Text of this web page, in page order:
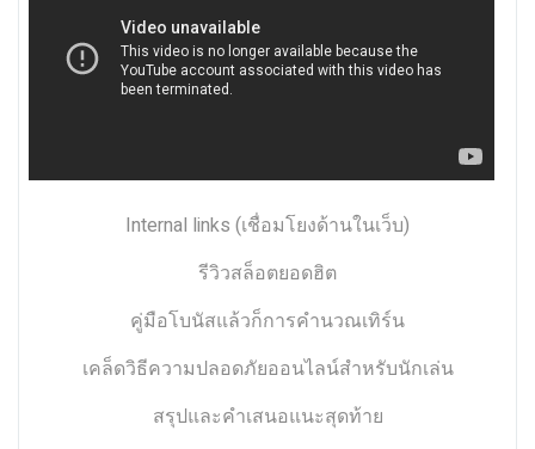
Internal links (เชื่อมโยงด้านในเว็บ)
รีวิวสล็อตยอดฮิต
คู่มือโบนัสแล้วก็การคำนวณเทิร์น
เคล็ดวิธีความปลอดภัยออนไลน์สำหรับนักเล่น
สรุปและคำเสนอแนะสุดท้าย